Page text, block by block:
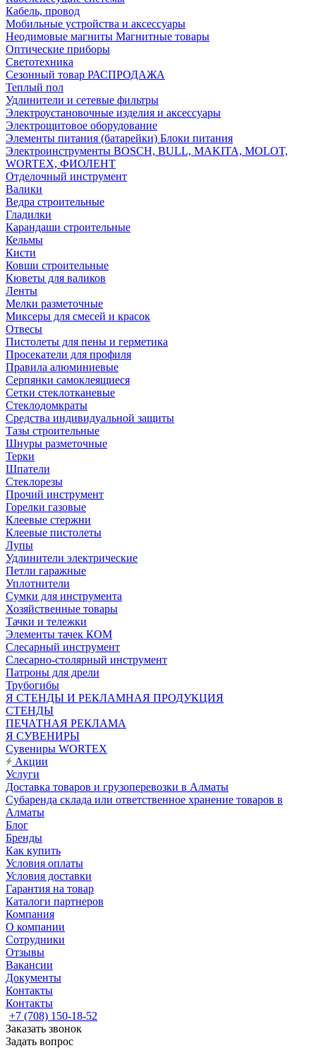
Кабель, провод
Мобильные устройства и аксессуары
Неодимовые магниты Магнитные товары
Оптические приборы
Светотехника
Сезонный товар РАСПРОДАЖА
Теплый пол
Удлинители и сетевые фильтры
Электроустановочные изделия и аксессуары
Электрощитовое оборудование
Элементы питания (батарейки) Блоки питания
Электроинструменты BOSCH, BULL, MAKITA, MOLOT,
WORTEX, ФИОЛЕНТ
Отделочный инструмент
Валики
Ведра строительные
Гладилки
Карандаши строительные
Кельмы
Кисти
Ковши строительные
Кюветы для валиков
Ленты
Мелки разметочные
Миксеры для смесей и красок
Отвесы
Пистолеты для пены и герметика
Просекатели для профиля
Правила алюминиевые
Серпянки самоклеящиеся
Сетки стеклотканевые
Стеклодомкраты
Средства индивидуальной защиты
Тазы строительные
Шнуры разметочные
Терки
Шпатели
Стеклорезы
Прочий инструмент
Горелки газовые
Клеевые стержни
Клеевые пистолеты
Лупы
Удлинители электрические
Петли гаражные
Уплотнители
Сумки для инструмента
Хозяйственные товары
Тачки и тележки
Элементы тачек КОМ
Слесарный инструмент
Слесарно-столярный инструмент
Патроны для дрели
Трубогибы
Я СТЕНДЫ И РЕКЛАМНАЯ ПРОДУКЦИЯ
СТЕНДЫ
ПЕЧАТНАЯ РЕКЛАМА
Я СУВЕНИРЫ
Сувениры WORTEX
Акции
Услуги
Доставка товаров и грузоперевозки в Алматы
Субаренда склада или ответственное хранение товаров в
Алматы
Блог
Бренды
Как купить
Условия оплаты
Условия доставки
Гарантия на товар
Каталоги партнеров
Компания
О компании
Сотрудники
Отзывы
Вакансии
Документы
Контакты
Контакты
+7 (708) 150-18-52
Заказать звонок
Задать вопрос